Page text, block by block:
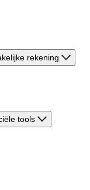
rekening
tools